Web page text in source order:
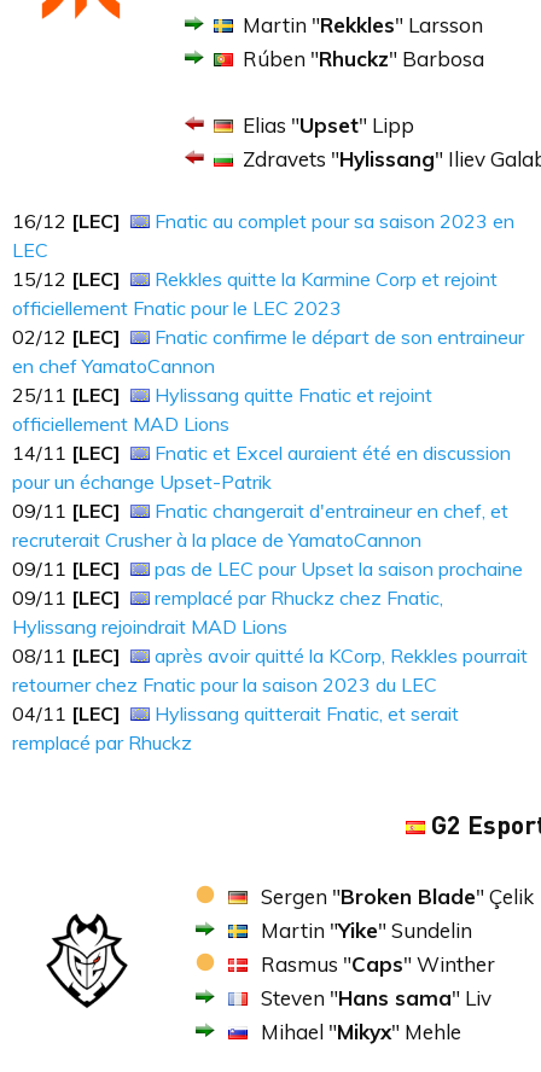
Martin "Rekkles" Larsson
Rúben "Rhuckz" Barbosa
Elias "Upset" Lipp
Zdravets "Hylissang" Iliev
16​​​/12 [LEC]
Fnatic au complet pour sa saison 2023 en
LEC
15​​​/12 [LEC]
Rekkles quitte la Karmine Corp et rejoint
officiellement Fnatic pour le LEC 2023
02​​​/12 [LEC]
Fnatic confirme le départ de son entraineur
en chef YamatoCannon
25​​​/11 [LEC]
Hylissang quitte Fnatic et rejoint
officiellement MAD Lions
14​​​/11 [LEC]
Fnatic et Excel auraient été en discussion
pour un échange Upset-Patrik
09​​​/11 [LEC]
Fnatic changerait d'entraineur en chef, et
recruterait Crusher à la place de YamatoCannon
09​​​/11 [LEC]
pas de LEC pour Upset la saison prochaine
09​​​/11 [LEC]
remplacé par Rhuckz chez Fnatic,
Hylissang rejoindrait MAD Lions
08​​​/11 [LEC]
après avoir quitté la KCorp, Rekkles pourrait
retourner chez Fnatic pour la saison 2023 du LEC
04/11 [LEC]
Hylissang quitterait Fnatic, et serait
remplacé par Rhuckz
G2
Sergen "Broken Blade" Çelik
Martin "Yike" Sundelin
Rasmus "Caps" Winther
Steven "Hans sama" Liv
Mihael "Mikyx" Mehle